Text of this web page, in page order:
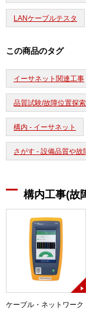
LANケーブルテスタ
この商品のタグ
イーサネット関連工事
品質試験/故障位置探索
構内 - イーサネット
さがす - 設備品質や故
構内工事(故
ケーブル・ネットワーク